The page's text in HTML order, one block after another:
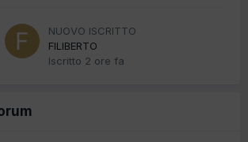
NUOVO ISCRITTO
FILIBERTO
Iscritto 2 ore fa